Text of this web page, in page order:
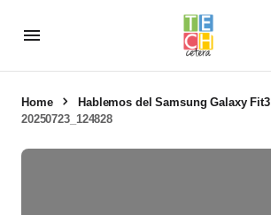
Home
Hablemos del Samsung Galaxy Fit3
20250723_124828